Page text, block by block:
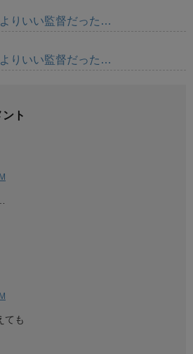
りいい監督だった…
りいい監督だった…
ト
ても